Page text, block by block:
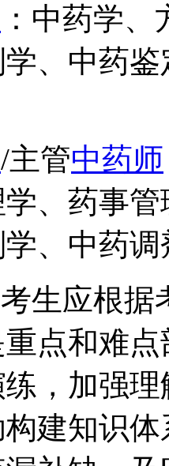
：中药学
、中药
/主管中药师
、药事
、中药调
生应根据
点和难
，加强
建知识